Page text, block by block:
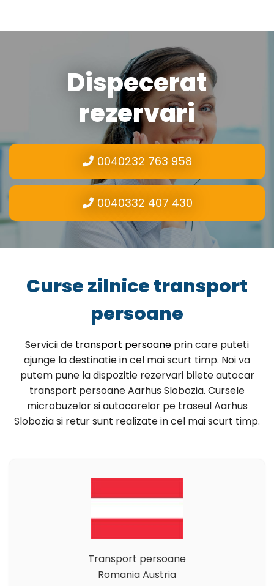
Dispecerat
rezervari
0040232 763 958
0040332 407 430
Curse zilnice transport
persoane
Servicii de transport persoane prin care puteti
ajunge la destinatie in cel mai scurt timp. Noi va
putem pune la dispozitie rezervari bilete autocar
transport persoane Aarhus Slobozia. Cursele
microbuzelor si autocarelor pe traseul Aarhus
Slobozia si retur sunt realizate in cel mai scurt timp.
Transport persoane
Romania Austria